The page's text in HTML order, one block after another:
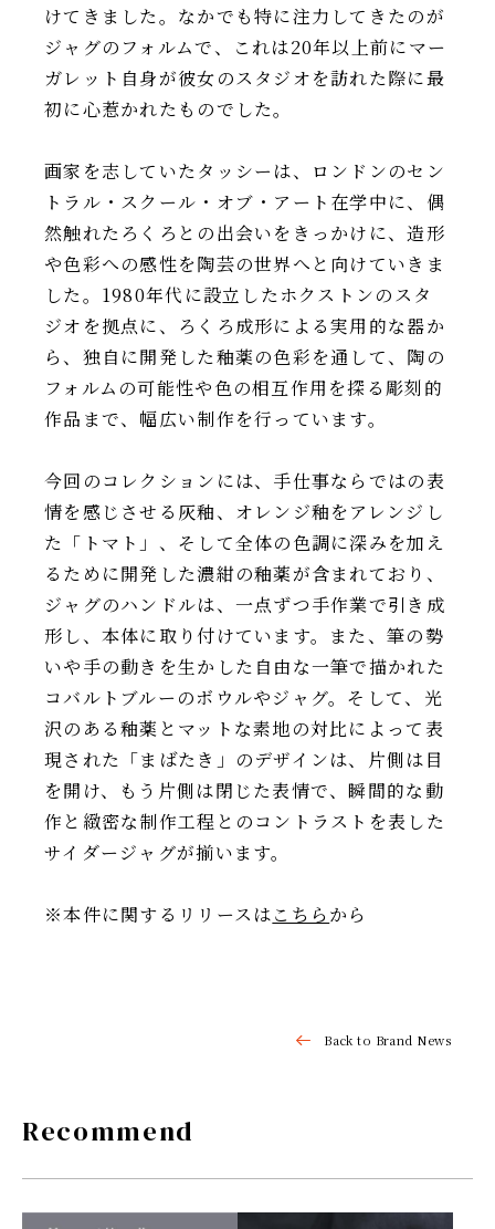
けてきました。なかでも特に注力してきたのが
ジャグのフォルムで、これは20年以上前にマー
ガレット自身が彼女のスタジオを訪れた際に最
初に心惹かれたものでした。
画家を志していたタッシーは、ロンドンのセン
トラル・スクール・オブ・アート在学中に、偶
然触れたろくろとの出会いをきっかけに、造形
や色彩への感性を陶芸の世界へと向けていきま
した。1980年代に設立したホクストンのスタ
ジオを拠点に、ろくろ成形による実用的な器か
ら、独自に開発した釉薬の色彩を通して、陶の
フォルムの可能性や色の相互作用を探る彫刻的
作品まで、幅広い制作を行っています。
今回のコレクションには、手仕事ならではの表
情を感じさせる灰釉、オレンジ釉をアレンジし
た「トマト」、そして全体の色調に深みを加え
るために開発した濃紺の釉薬が含まれており、
ジャグのハンドルは、一点ずつ手作業で引き成
形し、本体に取り付けています。また、筆の勢
いや手の動きを生かした自由な一筆で描かれた
コバルトブルーのボウルやジャグ。そして、光
沢のある釉薬とマットな素地の対比によって表
現された「まばたき」のデザインは、片側は目
を開け、もう片側は閉じた表情で、瞬間的な動
作と緻密な制作工程とのコントラストを表した
サイダージャグが揃います。
※本件に関するリリースはこちら から
Back to Brand News
Recommend